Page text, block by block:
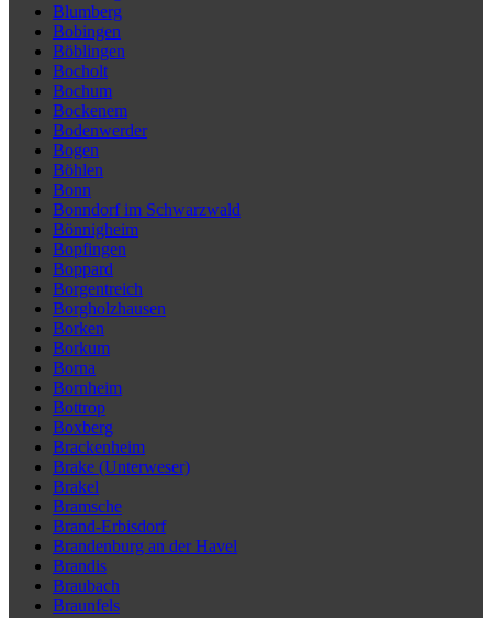
Blumberg
Bobingen
Böblingen
Bocholt
Bochum
Bockenem
Bodenwerder
Bogen
Böhlen
Bonn
Bonndorf im Schwarzwald
Bönnigheim
Bopfingen
Boppard
Borgentreich
Borgholzhausen
Borken
Borkum
Borna
Bornheim
Bottrop
Boxberg
Brackenheim
Brake (Unterweser)
Brakel
Bramsche
Brand-Erbisdorf
Brandenburg an der Havel
Brandis
Braubach
Braunfels